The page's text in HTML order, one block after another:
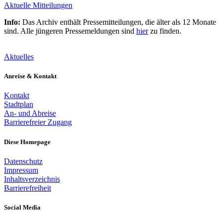
Aktuelle Mitteilungen
Info: Das Archiv enthält Pressemitteilungen, die älter als 12 Monate
sind. Alle jüngeren Pressemeldungen sind hierzu finden.
Aktuelles
Anreise & Kontakt
Kontakt
Stadtplan
An- und Abreise
Barrierefreier Zugang
Diese Homepage
Datenschutz
Impressum
Inhaltsverzeichnis
Barrierefreiheit
Social Media